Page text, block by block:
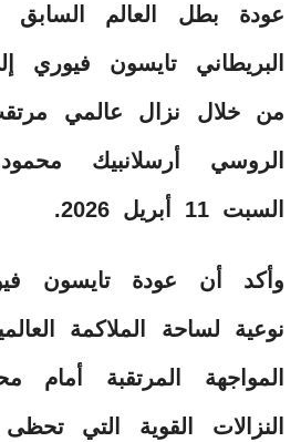
عودة بطل العالم السابق
البريطاني تايسون فيوري
من خلال نزال عالمي
الروسي أرسلانبيك
السبت 11 أبريل 2026.
وأكد أن عودة تايسون
نوعية لساحة الملاكمة
المواجهة المرتقبة
النزالات القوية التي